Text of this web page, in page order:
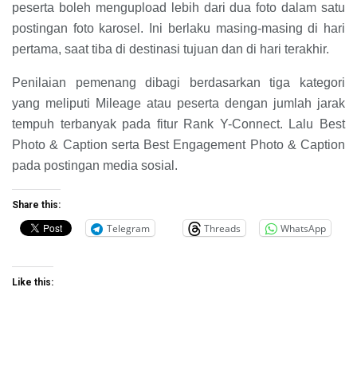
peserta boleh mengupload lebih dari dua foto dalam satu
postingan foto karosel. Ini berlaku masing-masing di hari
pertama, saat tiba di destinasi tujuan dan di hari terakhir.
Penilaian pemenang dibagi berdasarkan tiga kategori
yang meliputi Mileage atau peserta dengan jumlah jarak
tempuh terbanyak pada fitur Rank Y-Connect. Lalu Best
Photo & Caption serta Best Engagement Photo & Caption
pada postingan media sosial.
Share this:
Telegram Threads WhatsApp
Like this: